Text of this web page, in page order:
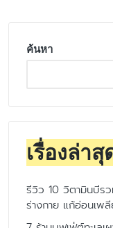
ค้นหา
เรื่องล่าสุ
รีวิว 10 วิตามินบีร
ร่างกาย แก้อ่อนเพ